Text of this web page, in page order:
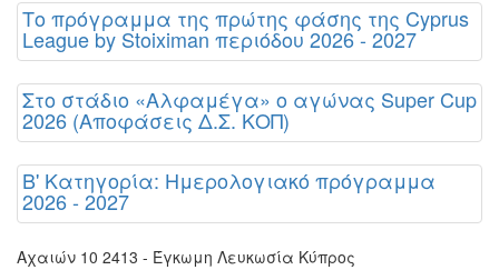
Το πρόγραμμα της πρώτης φάσης της Cyprus
League by Stoiximan περιόδου 2026 - 2027
Στο στάδιο «Αλφαμέγα» ο αγώνας Super Cup
2026 (Αποφάσεις Δ.Σ. ΚΟΠ)
Β' Κατηγορία: Ημερολογιακό πρόγραμμα
2026 - 2027
Αχαιών 10 2413 - Έγκωμη Λευκωσία Κύπρος